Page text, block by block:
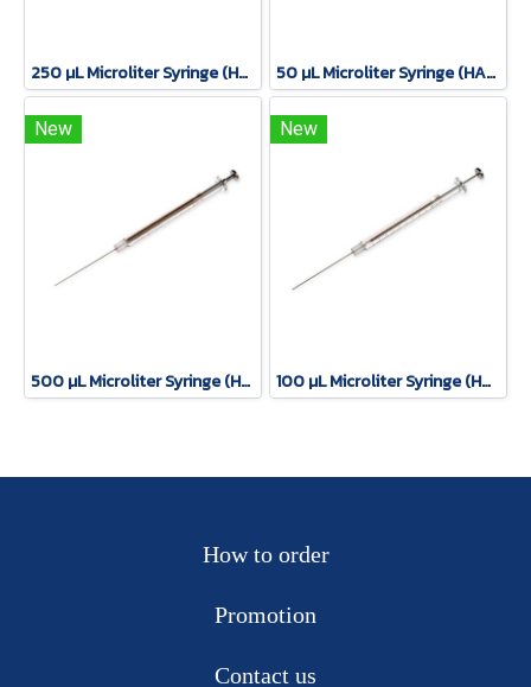
250 µL Microliter Syringe (HAMILTON) 50 µL Microliter Syringe (HAMILTON)
New
500 µL Microliter Syringe (HAMILTON)
New
100 µL Microliter Syringe (HAMILTON)
How to order
Promotion
Contact us